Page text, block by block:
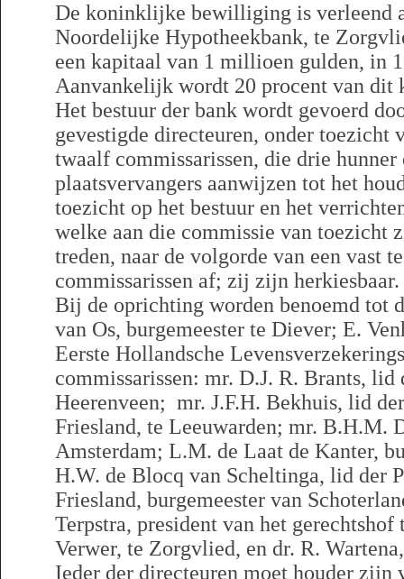
De koninklijke bewilliging is verleend
Noordelijke Hypotheekbank, te
een kapitaal van 1 millioen gulden, in
Aanvankelijk wordt 20 procent van dit
Het bestuur der bank wordt gevoerd
gevestigde directeuren, onder toezicht
twaalf commissarissen, die drie hunner
plaatsvervangers aanwijzen tot het
toezicht op het bestuur en het
welke aan die commissie van toezicht
treden, naar de volgorde van een vast
commissarissen af; zij zijn herkiesbaar.
Bij de oprichting worden benoemd tot
van Os, burgemeester te Diever; E.
Eerste Hollandsche
commissarissen: mr. D.J. R. Brants, lid
Heerenveen; mr. J.F.H. Bekhuis, lid
Friesland, te Leeuwarden; mr. B.H.M.
Amsterdam; L.M. de Laat de Kanter,
H.W. de Blocq van Scheltinga, lid der
Friesland, burgemeester van
Terpstra, president van het
Verwer, te Zorgvlied, en dr. R.
Ieder der directeuren moet houder zijn